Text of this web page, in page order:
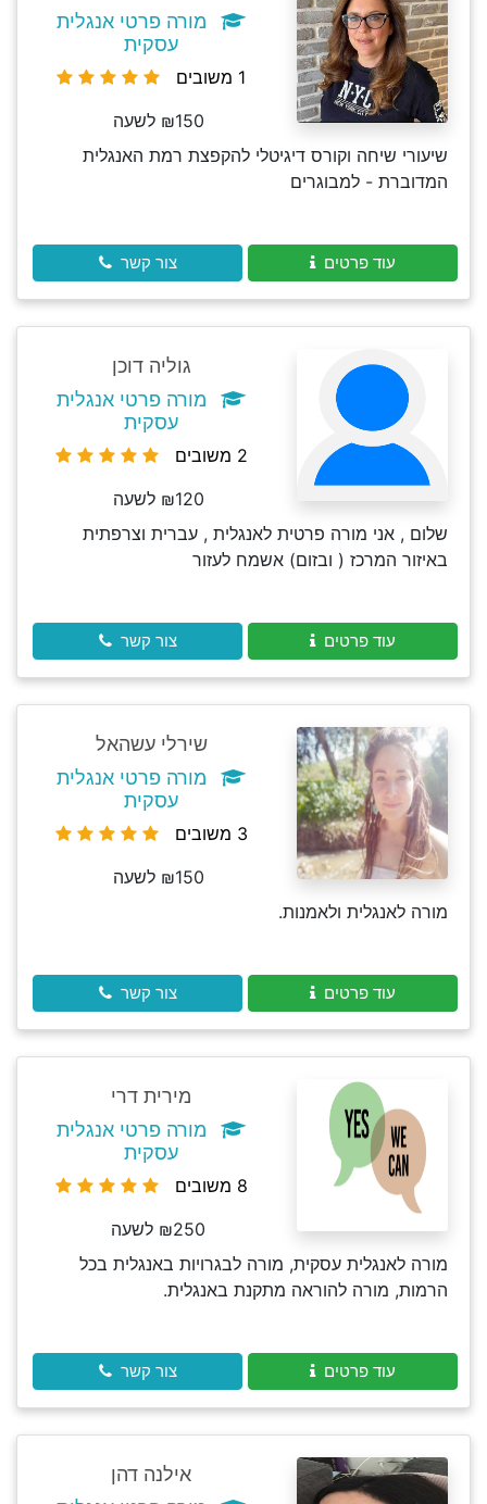
מורה פרטי אנגלית
עסקית
1 משובים
₪150 לשעה
שיעורי שיחה וקורס דיגיטלי להקפצת רמת האנגלית
המדוברת - למבוגרים
עוד פרטים צור קשר
גוליה דוכן
מורה פרטי אנגלית
עסקית
2 משובים
₪120 לשעה
שלום , אני מורה פרטית לאנגלית , עברית וצרפתית
באיזור המרכז ( ובזום) אשמח לעזור
עוד פרטים צור קשר
שירלי עשהאל
מורה פרטי אנגלית
עסקית
3 משובים
₪150 לשעה
מורה לאנגלית ולאמנות.
עוד פרטים צור קשר
מירית דרי
מורה פרטי אנגלית
עסקית
8 משובים
₪250 לשעה
מורה לאנגלית עסקית, מורה לבגרויות באנגלית בכל
הרמות, מורה להוראה מתקנת באנגלית.
עוד פרטים צור קשר
אילנה דהן